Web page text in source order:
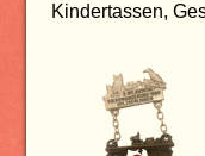
Kindertassen,